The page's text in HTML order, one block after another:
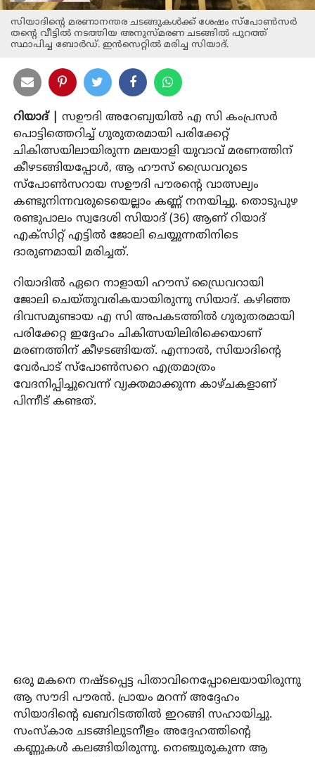
സിയാദിന്റെ മരണാനന്തര ചടങ്ങുകൾക്ക് ശേഷം സ്പോൺസർ
തന്റെ വീട്ടിൽ നടത്തിയ അനുസ്മരണ ചടങ്ങിൽ പുറത്ത്
സ്ഥാപിച്ച ബോർഡ്. ഇൻസെറ്റിൽ മരിച്ച സിയാദ്.
റിയാദ് |
സഊദി അറേബ്യയിൽ എ സി കംപ്രസർ
പൊട്ടിത്തെറിച്ച് ഗുരുതരമായി പരിക്കേറ്റ്
ചികിത്സയിലായിരുന്ന മലയാളി യുവാവ് മരണത്തിന്
കീഴടങ്ങിയപ്പോൾ, ആ ഹൗസ് ഡ്രൈവറുടെ
സ്പോൺസറായ സഊദി പൗരൻ്റെ വാത്സല്യം
കണ്ടുനിന്നവരുടെയെല്ലാം കണ്ണ് നനയിച്ചു. തൊടുപുഴ
രണ്ടുപാലം സ്വദേശി സിയാദ് (36) ആണ് റിയാദ്
എക്സിറ്റ് എട്ടിൽ ജോലി ചെയ്യുന്നതിനിടെ
ദാരുണമായി മരിച്ചത്.
റിയാദിൽ ഏറെ നാളായി ഹൗസ് ഡ്രൈവറായി
ജോലി ചെയ്തുവരികയായിരുന്നു സിയാദ്. കഴിഞ്ഞ
ദിവസമുണ്ടായ എ സി അപകടത്തിൽ ഗുരുതരമായി
പരിക്കേറ്റ ഇദ്ദേഹം ചികിത്സയിലിരിക്കെയാണ്
മരണത്തിന് കീഴടങ്ങിയത്. എന്നാൽ, സിയാദിന്റെ
വേർപാട് സ്പോൺസറെ എത്രമാത്രം
വേദനിപ്പിച്ചുവെന്ന് വ്യക്തമാക്കുന്ന കാഴ്ചകളാണ്
പിന്നീട് കണ്ടത്.
ഒരു മകനെ നഷ്ടപ്പെട്ട പിതാവിനെപ്പോലെയായിരുന്നു
ആ സൗദി പൗരൻ. പ്രായം മറന്ന് അദ്ദേഹം
സിയാദിന്റെ ഖബറിടത്തിൽ ഇറങ്ങി സഹായിച്ചു.
സംസ്കാര ചടങ്ങിലുടനീളം അദ്ദേഹത്തിന്റെ
കണ്ണുകൾ കലങ്ങിയിരുന്നു. നെഞ്ചുരുകുന്ന ആ